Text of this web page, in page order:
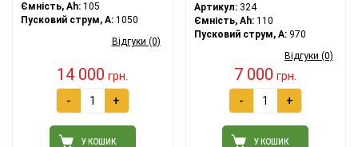
Ємність, Ah: 105
Пусковий струм, A: 1050
Відгуки (0)
14 000 грн.
- +
У КОШИК
Артикул:324
Ємність, Ah:110
Пусковий струм, A:970
Відгуки (0)
7 000 грн.
- +
У КОШИК